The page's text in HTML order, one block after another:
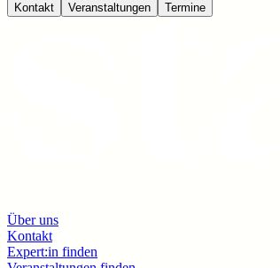
Kontakt Veranstaltungen Termine
Über uns
Kontakt
Expert:in finden